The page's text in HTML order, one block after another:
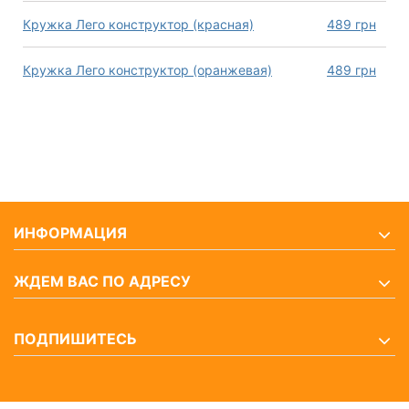
Кружка Лего конструктор (красная) 489 грн
Кружка Лего конструктор (оранжевая) 489 грн
ИНФОРМАЦИЯ
ЖДЕМ ВАС ПО АДРЕСУ
ПОДПИШИТЕСЬ